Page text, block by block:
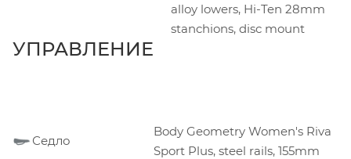
alloy lowers, Hi-Ten 28mm
stanchions, disc mount
УПРАВЛЕНИЕ
Седло
Body Geometry Women's Riva
Sport Plus, steel rails, 155mm